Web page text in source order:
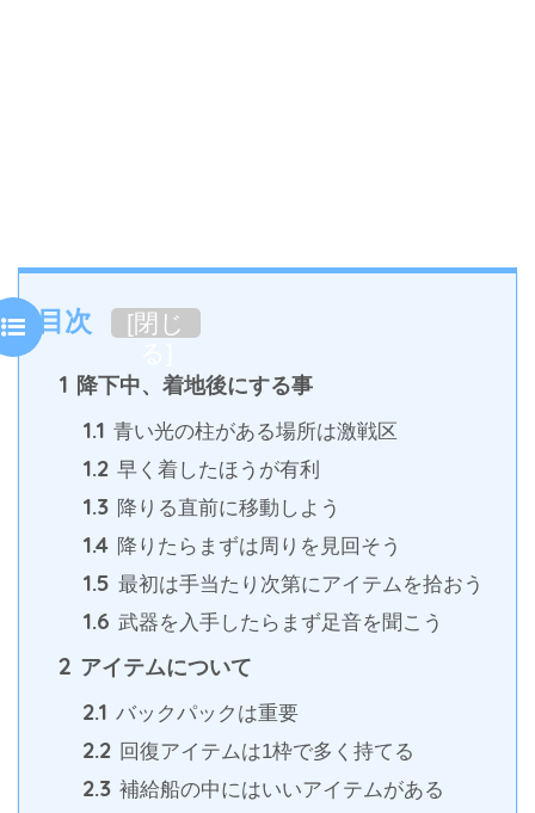
目次 [閉じ
1 降下中、着地後にする事
1.1 青い光の柱がある場所は激戦区
1.2 早く着したほうが有利
1.3 降りる直前に移動しよう
1.4 降りたらまずは周りを見回そう
1.5 最初は手当たり次第にアイテムを拾おう
1.6 武器を入手したらまず足音を聞こう
2 アイテムについて
2.1 バックパックは重要
2.2 回復アイテムは1枠で多く持てる
2.3 補給船の中にはいいアイテムがある